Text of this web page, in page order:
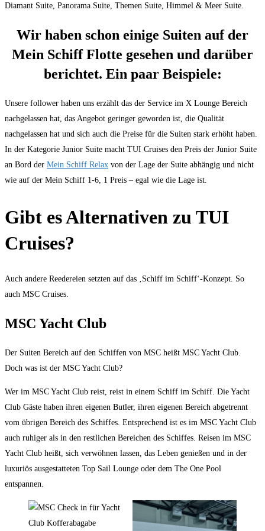
Diamant Suite, Panorama Suite, Themen Suite, Himmel & Meer Suite.
Wir haben schon einige Suiten auf der
Mein Schiff Flotte gesehen und darüber
berichtet. Ein paar Beispiele:
Unsere follower haben uns erzählt das der Service im X Lounge Bereich
nachgelassen hat, das Angebot geringer geworden ist, die Qualität
nachgelassen hat und sich auch die Preise für die Suiten stark erhöht haben.
In der Kategorie Junior Suite macht TUI Cruises den Preis der Junior Suite
an Bord der Mein Schiff Relax von der Lage der Suite abhängig und nicht
wie auf der Mein Schiff 1-6, 1 Preis – egal wie die Lage ist.
Gibt es Alternativen zu TUI
Cruises?
Auch andere Reedereien setzten auf das ‚Schiff im Schiff‘-Konzept. So
auch MSC Cruises.
MSC Yacht Club
Der Suiten Bereich auf den Schiffen von MSC heißt MSC Yacht Club.
Doch was ist der MSC Yacht Club?
Wer im MSC Yacht Club reist, reist in einem Schiff im Schiff. Die Yacht
Club Gäste haben ihren eigenen Butler, ihren eigenen Bereich abgetrennt
vom übrigen Bereich des Schiffes. Entsprechend ist es im MSC Yacht Club
auch ruhiger als in den restlichen Bereichen des Schiffes. Reisen im MSC
Yacht Club heißt, sich verwöhnen lassen, das Leben genießen und in der
luxuriös ausgestatteten Top Sail Lounge oder dem The One Pool
entspannen.